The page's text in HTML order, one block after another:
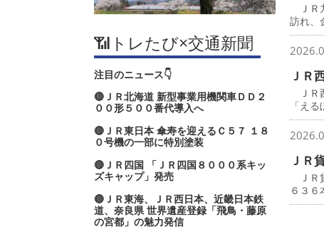
📶トレたび×交通新聞
注目のニュース👇
🔴ＪＲ北海道 新型事業用機関車ＤＤ２
００形５００番代導入へ
🔴ＪＲ東日本 傘寿を迎えるＣ５７ １８
０号機の一部に特別塗装
🔴ＪＲ四国 「ＪＲ四国８０００系キッ
ズキャップ」発売
🔴ＪＲ東海、ＪＲ西日本、近畿日本鉄
道、奈良県 世界遺産登録「飛鳥・藤原
の宮都」の魅力発信
ＪＲ
訪れ、
ＪＲ
ＪＲ
「え
ＪＲ
ＪＲ
６３６